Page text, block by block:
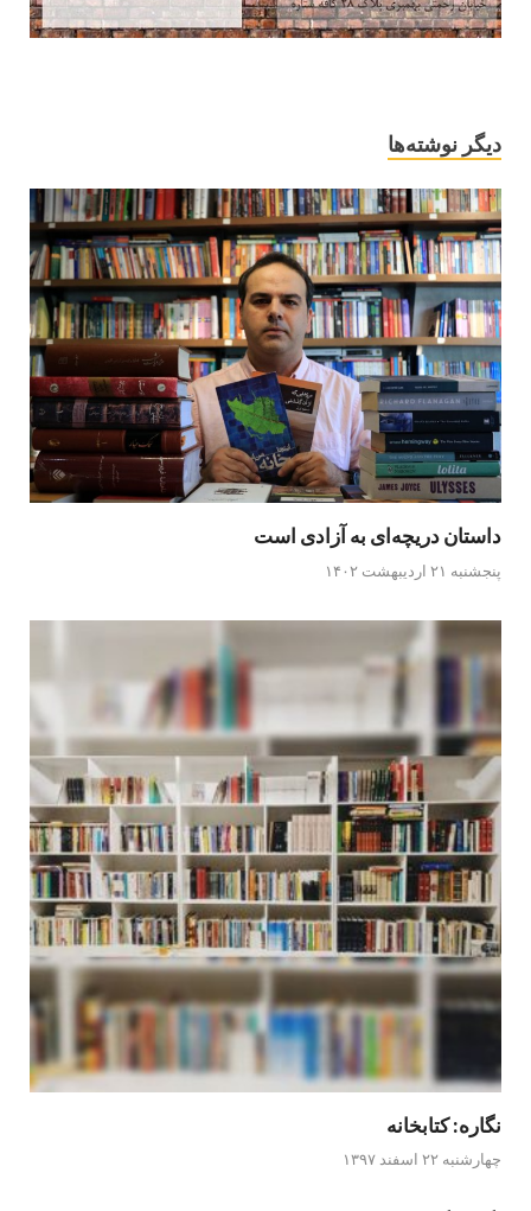
دیگر نوشته‌ها
داستان دریچه‌ای به آزادی است
پنجشنبه ۲۱ اردیبهشت ۱۴۰۲
نگاره: کتابخانه
چهارشنبه ۲۲ اسفند ۱۳۹۷